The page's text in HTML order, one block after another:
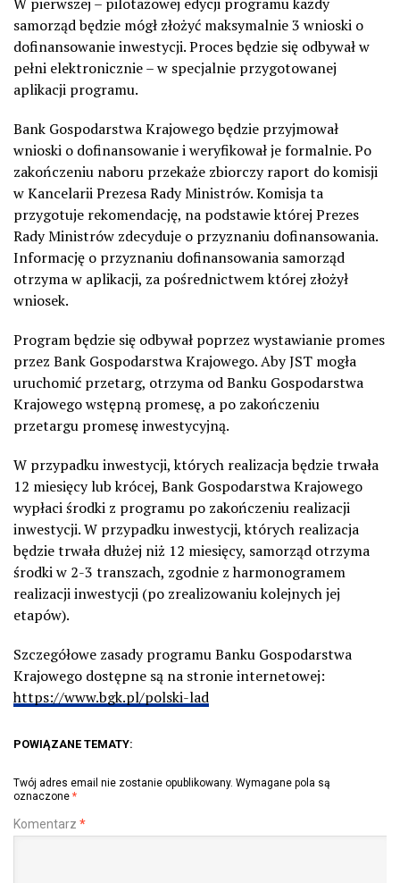
samorząd będzie mógł złożyć maksymalnie 3 wnioski o
dofinansowanie inwestycji. Proces będzie się odbywał w
pełni elektronicznie – w specjalnie przygotowanej
aplikacji programu.
Bank Gospodarstwa Krajowego będzie przyjmował
wnioski o dofinansowanie i weryfikował je formalnie. Po
zakończeniu naboru przekaże zbiorczy raport do komisji
w Kancelarii Prezesa Rady Ministrów. Komisja ta
przygotuje rekomendację, na podstawie której Prezes
Rady Ministrów zdecyduje o przyznaniu dofinansowania.
Informację o przyznaniu dofinansowania samorząd
otrzyma w aplikacji, za pośrednictwem której złożył
wniosek.
Program będzie się odbywał poprzez wystawianie promes
przez Bank Gospodarstwa Krajowego. Aby JST mogła
uruchomić przetarg, otrzyma od Banku Gospodarstwa
Krajowego wstępną promesę, a po zakończeniu
przetargu promesę inwestycyjną.
W przypadku inwestycji, których realizacja będzie trwała
12 miesięcy lub krócej, Bank Gospodarstwa Krajowego
wypłaci środki z programu po zakończeniu realizacji
inwestycji. W przypadku inwestycji, których realizacja
będzie trwała dłużej niż 12 miesięcy, samorząd otrzyma
środki w 2-3 transzach, zgodnie z harmonogramem
realizacji inwestycji (po zrealizowaniu kolejnych jej
etapów).
Szczegółowe zasady programu Banku Gospodarstwa
Krajowego dostępne są na stronie internetowej:
https://www.bgk.pl/polski-lad
POWIĄZANE TEMATY:
Twój adres email nie zostanie opublikowany. Wymagane pola są
oznaczone *
Komentarz *